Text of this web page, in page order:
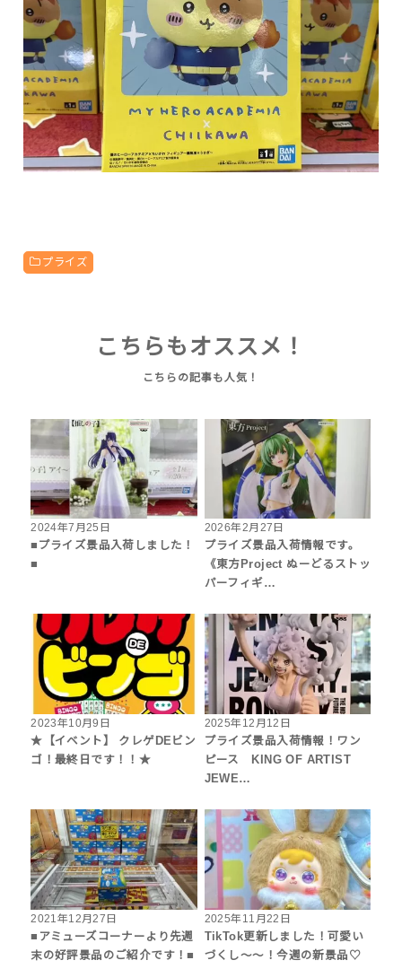
プライズ
こちらもオススメ！
2024年7月25日
■プライズ景品入荷しました！
■
2026年2月27日
プライズ景品入荷情報です。
《東方Project ぬーどるストッ
パーフィギ…
2023年10月9日
★【イベント】 クレゲDEビン
ゴ！最終日です！！★
2025年12月12日
プライズ景品入荷情報！ワン
ピース KING OF ARTIST
JEWE…
2021年12月27日
■アミューズコーナーより先週
末の好評景品のご紹介です！■
2025年11月22日
TikTok更新しました！可愛い
づくし～～！今週の新景品♡